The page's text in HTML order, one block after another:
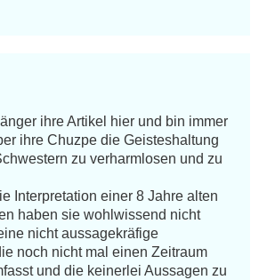
ihre Artikel hier und bin immer
ihre Chuzpe die Geisteshaltung
zu verharmlosen und zu
Interpretation einer 8 Jahre alten
haben sie wohlwissend nicht
nicht aussagekräfige
noch nicht mal einen Zeitraum
und die keinerlei Aussagen zu